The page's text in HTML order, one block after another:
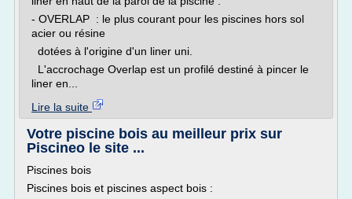
- OVERLAP : le plus courant pour les piscines hors sol
acier ou résine
dotées à l'origine d'un liner uni.
L'accrochage Overlap est un profilé destiné à pincer le
liner en...
Lire la suite
Votre piscine bois au meilleur prix sur
Piscineo le site ...
Piscines bois
Piscines bois et piscines aspect bois :